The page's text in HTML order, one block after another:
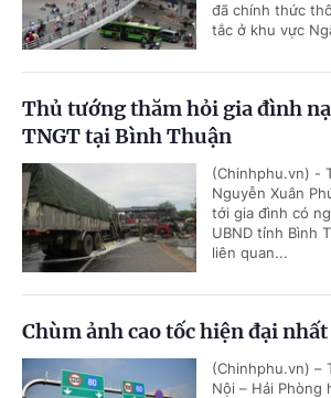
đã chính thức
tắc ở khu vực
Thủ tướng thăm hỏi gia đình
TNGT tại Bình Thuận
(Chinhphu.vn) -
Nguyễn Xuân
tới gia đình có
UBND tỉnh Bình
liên quan...
Chùm ảnh cao tốc hiện đại
(Chinhphu.vn) –
Nội – Hải Phòng